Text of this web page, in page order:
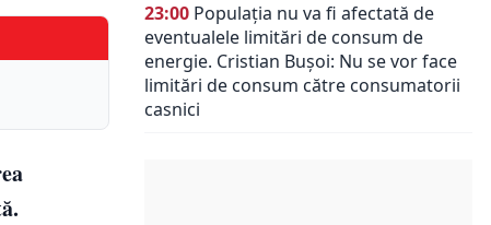
23:00 Populația nu va fi afectată de
eventualele limitări de consum de
energie. Cristian Bușoi: Nu se vor face
limitări de consum către consumatorii
casnici